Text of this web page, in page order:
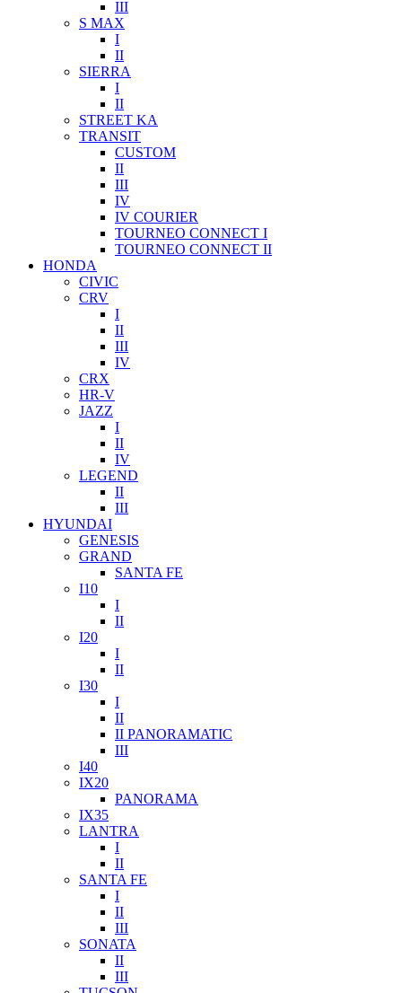
III
S MAX
I
II
SIERRA
I
II
STREET KA
TRANSIT
CUSTOM
II
III
IV
IV COURIER
TOURNEO CONNECT I
TOURNEO CONNECT II
HONDA
CIVIC
CRV
I
II
III
IV
CRX
HR-V
JAZZ
I
II
IV
LEGEND
II
III
HYUNDAI
GENESIS
GRAND
SANTA FE
I10
I
II
I20
I
II
I30
I
II
II PANORAMATIC
III
I40
IX20
PANORAMA
IX35
LANTRA
I
II
SANTA FE
I
II
III
SONATA
II
III